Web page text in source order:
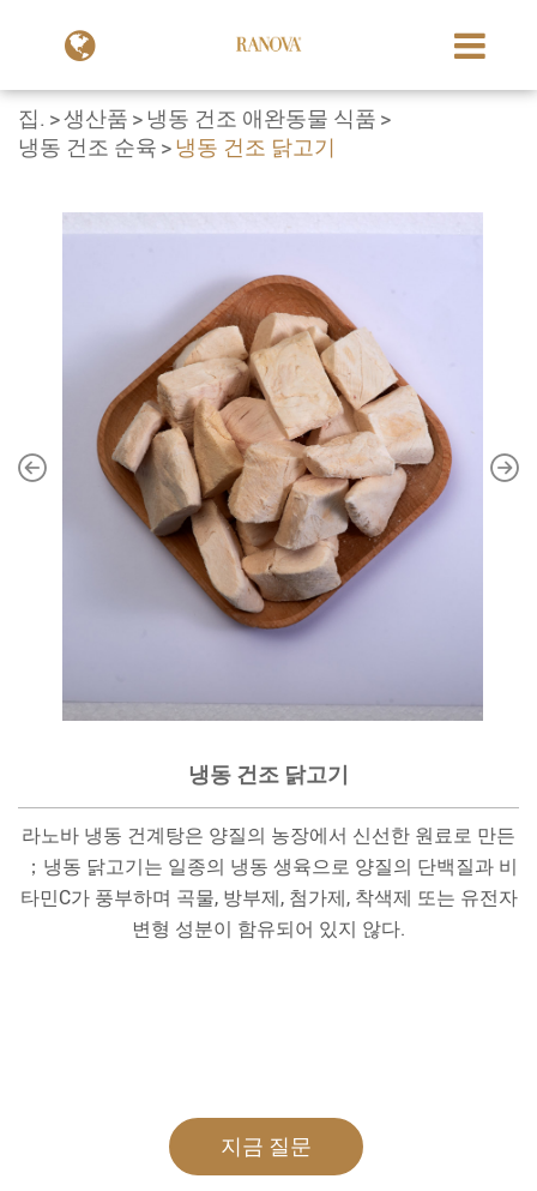
집. 생산품
냉동 건조 애완동물 식품
냉동 건조 순육
냉동 건조 닭고기
냉동 건조 닭고기
라노바 냉동 건계탕은 양질의 농장에서 신선한 원료로 만든
；냉동 닭고기는 일종의 냉동 생육으로 양질의 단백질과 비
타민C가 풍부하며 곡물, 방부제, 첨가제, 착색제 또는 유전자
변형 성분이 함유되어 있지 않다.
지금 질문